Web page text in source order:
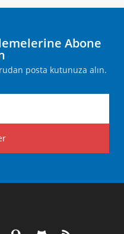
Abone
posta kutunuza alın.